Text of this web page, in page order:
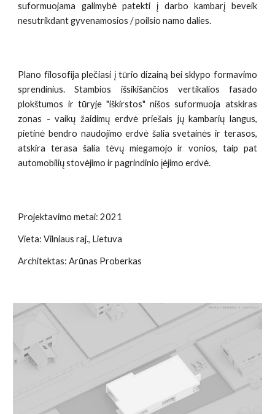
suformuojama galimybė patekti į darbo kambarį beveik
nesutrikdant gyvenamosios / poilsio namo dalies.
Plano filosofija plečiasi į tūrio dizainą bei sklypo formavimo
sprendinius. Stambios išsikišančios vertikalios fasado
plokštumos ir tūryje "iškirstos" nišos suformuoja atskiras
zonas - vaikų žaidimų erdvė priešais jų kambarių langus,
pietinė bendro naudojimo erdvė šalia svetainės ir terasos,
atskira terasa šalia tėvų miegamojo ir vonios, taip pat
automobilių stovėjimo ir pagrindinio įėjimo erdvė.
Projektavimo metai: 2021
Vieta: Vilniaus raj., Lietuva
Architektas: Arūnas Proberkas